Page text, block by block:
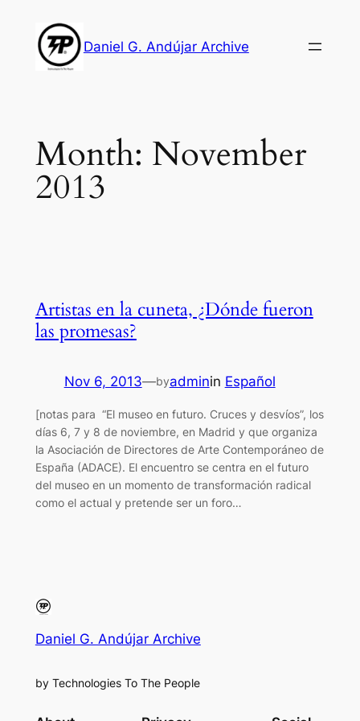
content
Daniel G. Andújar Archive
Month: November
2013
Artistas en la cuneta, ¿Dónde fueron
las promesas?
Nov 6, 2013—byadminin Español
[notas para “El museo en futuro. Cruces y desvíos”, los
días 6, 7 y 8 de noviembre, en Madrid y que organiza
la Asociación de Directores de Arte Contemporáneo de
España (ADACE). El encuentro se centra en el futuro
del museo en un momento de transformación radical
como el actual y pretende ser un foro…
Daniel G. Andújar Archive
by Technologies To The People